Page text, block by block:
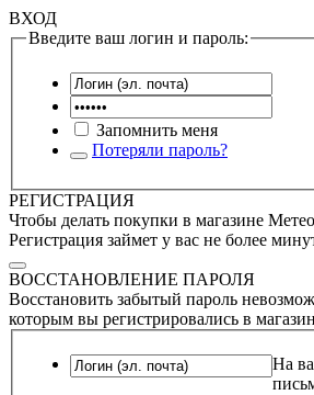
ВХОД
Введите ваш логин и пароль:
Запомнить меня
Потеряли пароль?
РЕГИСТРАЦИЯ
Чтобы делать покупки в магазине
Регистрация займет у вас не более
ВОССТАНОВЛЕНИЕ ПАРОЛЯ
Восстановить забытый пароль
которым вы регистрировались в
На